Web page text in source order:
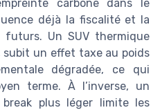
carbone dans le
déjà la fiscalité et la
futurs. Un SUV thermique
subit un effet taxe au poids
dégradée, ce qui
terme. À l’inverse, un
plus léger limite les